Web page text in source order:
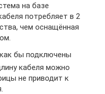
на базе
потребляет в 2
чем оснащённая
бы подключены
кабеля можно
не приводит к